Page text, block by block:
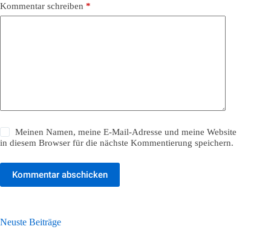
Kommentar schreiben *
Meinen Namen, meine E-Mail-Adresse und meine Website
in diesem Browser für die nächste Kommentierung speichern.
Kommentar abschicken
Neuste Beiträge